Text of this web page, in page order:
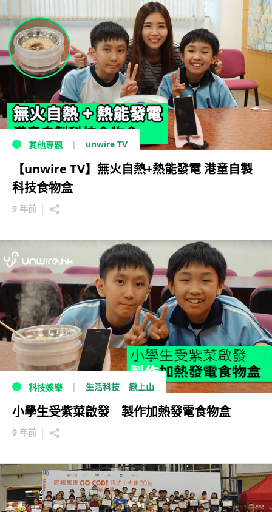
其他專題 unwire TV
【unwire TV】無火自熱+熱能發電 港童自製
科技食物盒
9 年前
科技娛樂 生活科技 戀上山
小學生受紫菜啟發 製作加熱發電食物盒
9 年前